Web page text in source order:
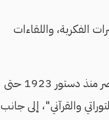
الفكرية، واللقاءات
ومن بين الموضوعات التي ناقشتها الحركة خلال السنوات الماضية: "الدين والدستور في مصر منذ دستور 1923 حتى
والقرآني"، إلى جانب